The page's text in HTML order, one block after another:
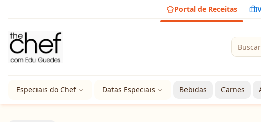
Portal de Receitas
Especiais do Chef Datas Especiais Bebidas Carnes